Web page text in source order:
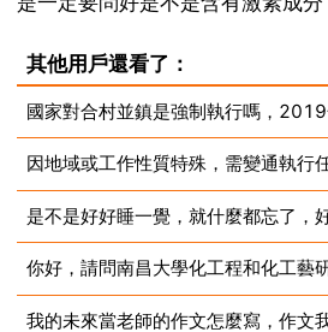
記住是水溶液，不要買乳膏劑！
無 普藥治頑疾！我讀書時得了，
幾年來...
其他用戶還看了：